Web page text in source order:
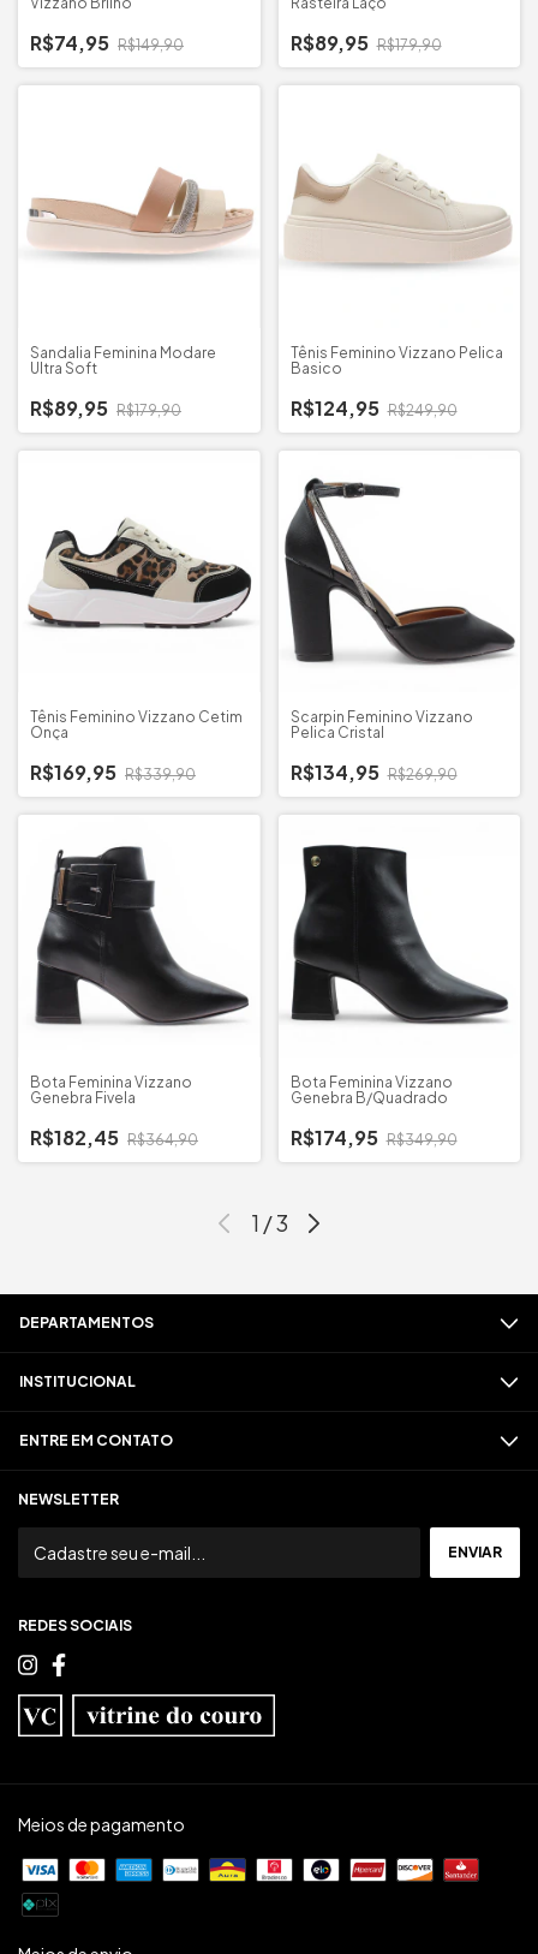
R$74,95 R$149,90 R$89,95 R$179,90
Sandalia Feminina Modare
Ultra Soft
R$89,95 R$179,90
Tênis Feminino Vizzano Pelica
Basico
R$124,95 R$249,90
Tênis Feminino Vizzano Cetim
Onça
R$169,95 R$339,90
Scarpin Feminino Vizzano
Pelica Cristal
R$134,95 R$269,90
Bota Feminina Vizzano
Genebra Fivela
R$182,45 R$364,90
Bota Feminina Vizzano
Genebra B/Quadrado
R$174,95 R$349,90
1 /3
DEPARTAMENTOS
INSTITUCIONAL
ENTRE EM CONTATO
NEWSLETTER
REDES SOCIAIS
Meios de pagamento